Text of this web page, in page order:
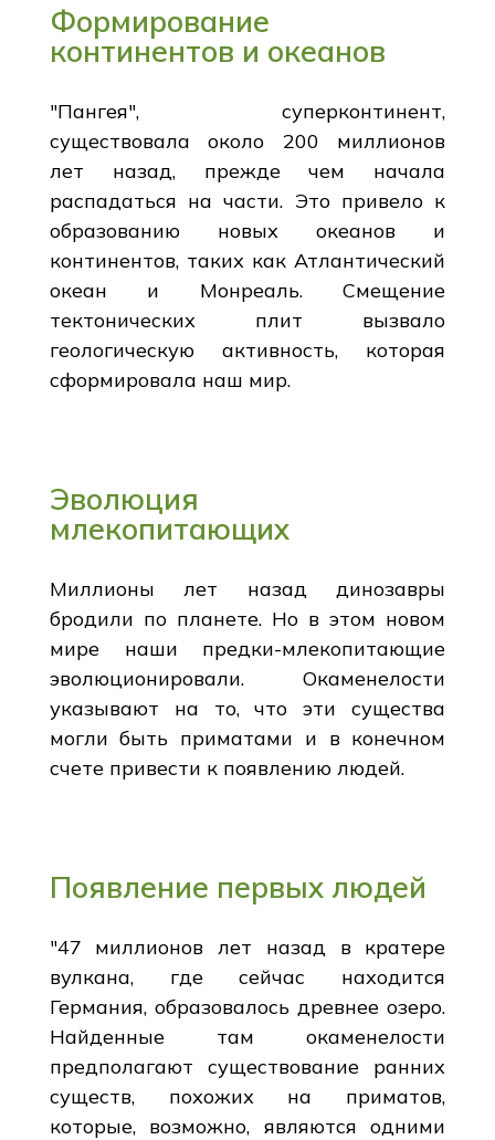
Формирование
континентов и океанов
"Пангея", суперконтинент,
существовала около 200 миллионов
лет назад, прежде чем начала
распадаться на части. Это привело к
образованию новых океанов и
континентов, таких как Атлантический
океан и Монреаль. Смещение
тектонических плит вызвало
геологическую активность, которая
сформировала наш мир.
Эволюция
млекопитающих
Миллионы лет назад динозавры
бродили по планете. Но в этом новом
мире наши предки-млекопитающие
эволюционировали. Окаменелости
указывают на то, что эти существа
могли быть приматами и в конечном
счете привести к появлению людей.
Появление первых людей
"47 миллионов лет назад в кратере
вулкана, где сейчас находится
Германия, образовалось древнее озеро.
Найденные там окаменелости
предполагают существование ранних
существ, похожих на приматов,
которые, возможно, являются одними